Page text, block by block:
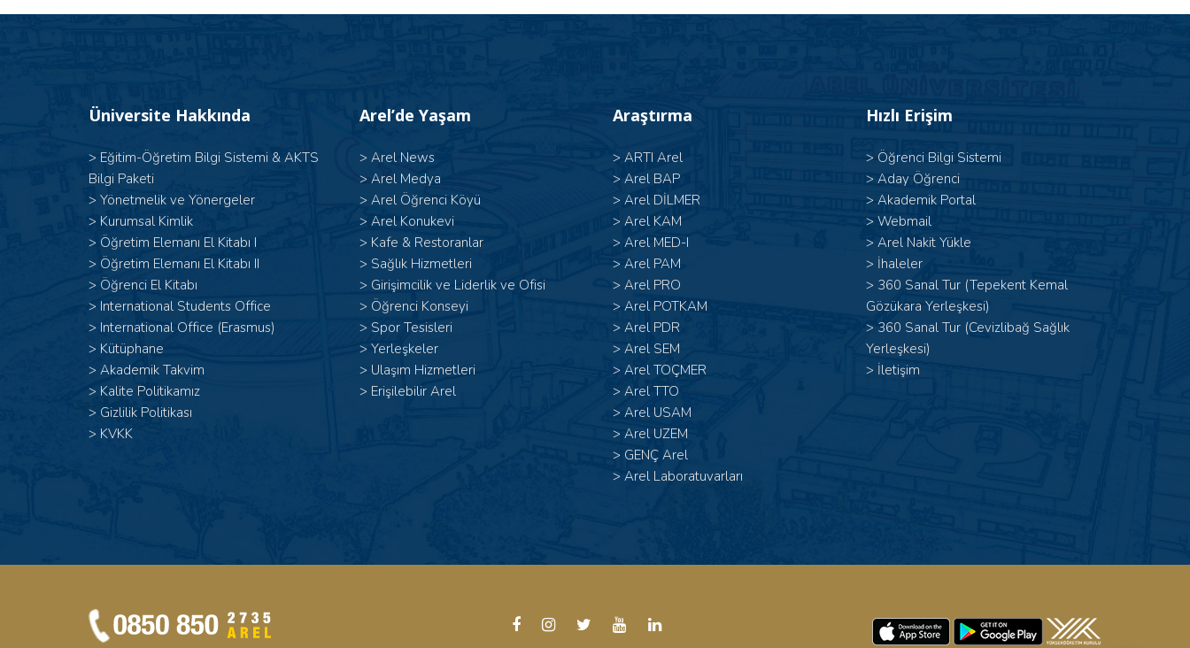
Üniversite Hakkında
> Eğitim-Öğretim Bilgi Sistemi & AKTS
Bilgi Paketi
> Yönetmelik ve Yönergeler
> Kurumsal Kimlik
> Öğretim Elemanı El Kitabı I
> Öğretim Elemanı El Kitabı II
> Öğrenci El Kitabı
> International Students Office
> International Office (Erasmus)
> Kütüphane
> Akademik Takvim
> Kalite Politikamız
> Gizlilik Politikası
> KVKK
Arel’de Yaşam
> Arel News
> Arel Medya
> Arel Öğrenci Köyü
> Arel Konukevi
> Kafe & Restoranlar
> Sağlık Hizmetleri
> Girişimcilik ve Liderlik ve Ofisi
> Öğrenci Konseyi
> Spor Tesisleri
> Yerleşkeler
> Ulaşım Hizmetleri
> Erişilebilir Arel
Araştırma
> ARTI Arel
> Arel BAP
> Arel DİLMER
> Arel KAM
> Arel MED-I
> Arel PAM
> Arel PRO
> Arel POTKAM
> Arel PDR
> Arel SEM
> Arel TOÇMER
> Arel TTO
> Arel USAM
> Arel UZEM
> GENÇ Arel
> Arel Laboratuvarları
Hızlı Erişim
> Öğrenci Bilgi Sistemi
> Aday Öğrenci
> Akademik Portal
> Webmail
> Arel Nakit Yükle
> İhaleler
> 360 Sanal Tur (Tepekent Kemal
Gözükara Yerleşkesi)
> 360 Sanal Tur (Cevizlibağ Sağlık
Yerleşkesi)
> İletişim